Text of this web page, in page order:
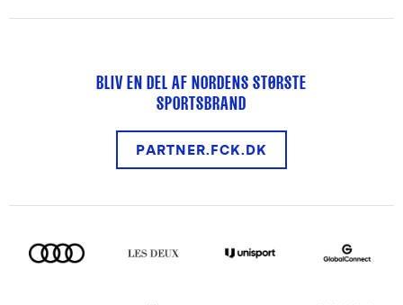
BLIV EN DEL AF NORDENS STØRSTE
SPORTSBRAND
PARTNER.FCK.DK